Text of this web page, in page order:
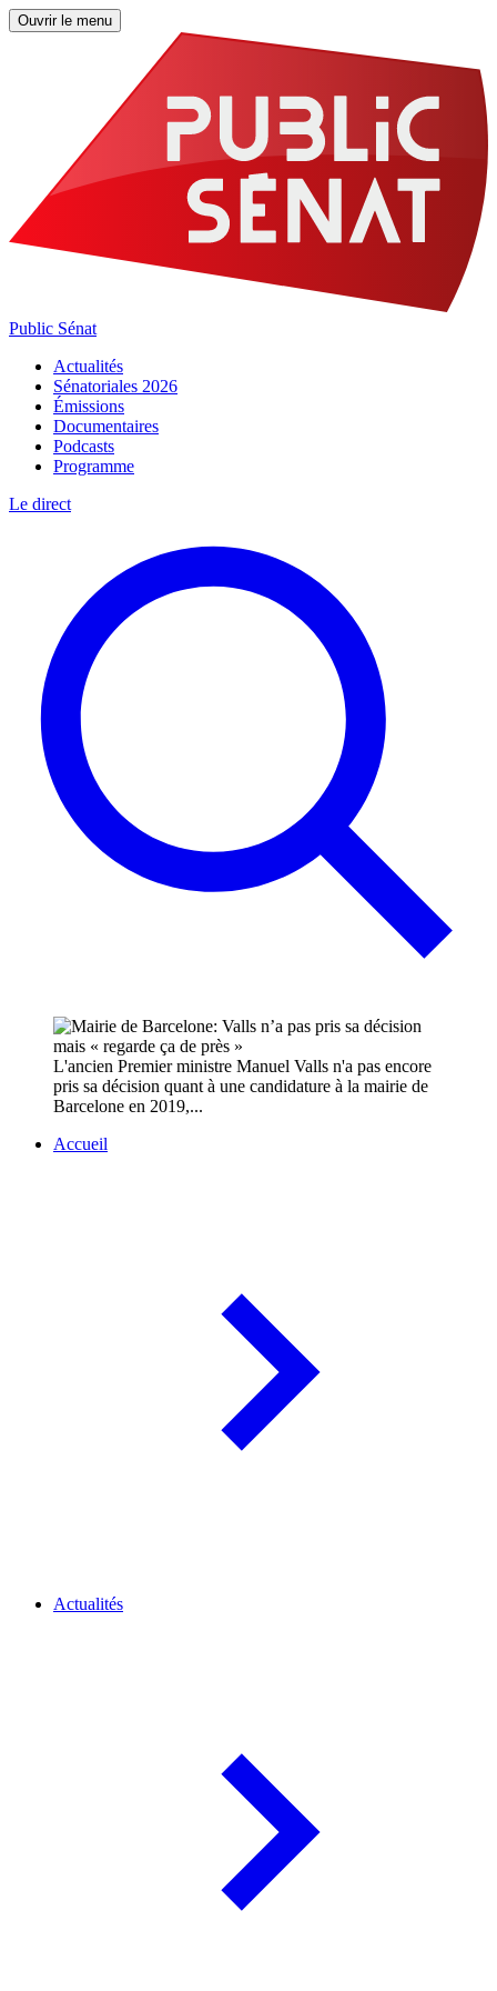
Ouvrir le menu
Public Sénat
Actualités
Sénatoriales 2026
Émissions
Documentaires
Podcasts
Programme
Le direct
L'ancien Premier ministre Manuel Valls n'a pas encore
pris sa décision quant à une candidature à la mairie de
Barcelone en 2019,...
Accueil
Actualités